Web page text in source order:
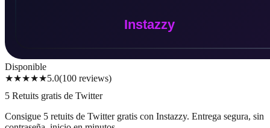
Disponible
★★★★★5.0(100 reviews)
5 Retuits gratis de Twitter
Consigue 5 retuits de Twitter gratis con Instazzy. Entrega segura, sin